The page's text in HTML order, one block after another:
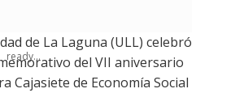
ready...
de La Laguna (ULL) celebró
del VII aniversario
Cajasiete de Economía Social